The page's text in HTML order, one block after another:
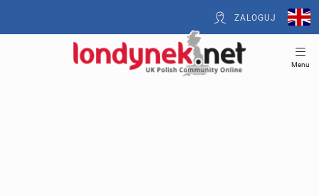
ZALOGUJ
Menu